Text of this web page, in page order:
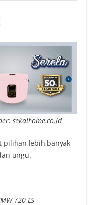
sekaihome.co.id
pilihan lebih banyak
ungu.
720 LS